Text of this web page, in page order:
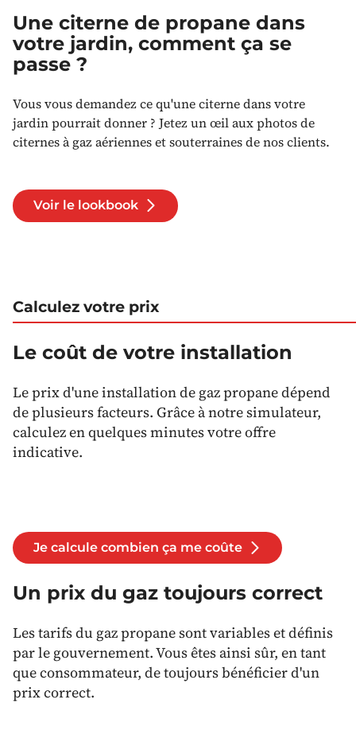
Une citerne de propane dans
votre jardin, comment ça se
passe ?
Vous vous demandez ce qu'une citerne dans votre
jardin pourrait donner ? Jetez un œil aux photos de
citernes à gaz aériennes et souterraines de nos clients.
Voir le lookbook
Calculez votre prix
Le coût de votre installation
Le prix d'une installation de gaz propane dépend
de plusieurs facteurs. Grâce à notre simulateur,
calculez en quelques minutes votre offre
indicative.
Je calcule combien ça me coûte
Un prix du gaz toujours correct
Les tarifs du gaz propane sont variables et définis
par le gouvernement. Vous êtes ainsi sûr, en tant
que consommateur, de toujours bénéficier d'un
prix correct.